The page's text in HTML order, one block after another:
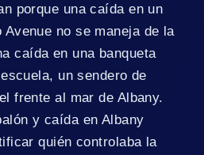
porque una caída en un
no se maneja de la
caída en una banqueta
un sendero de
frente al mar de Albany.
y caída en Albany
quién controlaba la